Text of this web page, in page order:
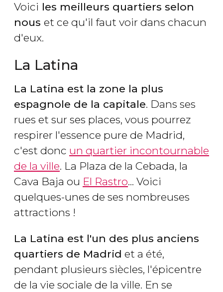
Voici les meilleurs quartiers selon
nous et ce qu'il faut voir dans chacun
d'eux.
La Latina
La Latina est la zone la plus
espagnole de la capitale. Dans ses
rues et sur ses places, vous pourrez
respirer l'essence pure de Madrid,
c'est donc un quartier incontournable
de la ville. La Plaza de la Cebada, la
Cava Baja ou El Rastro... Voici
quelques-unes de ses nombreuses
attractions !
La Latina est l'un des plus anciens
quartiers de Madrid et a été,
pendant plusieurs siècles, l'épicentre
de la vie sociale de la ville. En se